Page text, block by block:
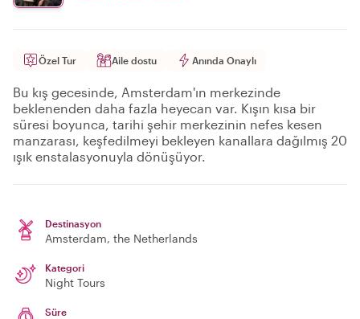
Özel Tur Aile dostu Anında Onaylı
Bu kış gecesinde, Amsterdam'ın merkezinde
beklenenden daha fazla heyecan var. Kışın kısa bir
süresi boyunca, tarihi şehir merkezinin nefes kesen
manzarası, keşfedilmeyi bekleyen kanallara dağılmış 20
ışık enstalasyonuyla dönüşüyor.
Destinasyon
Amsterdam, the Netherlands
Kategori
Night Tours
Süre